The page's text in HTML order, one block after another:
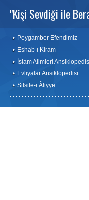
"Kişi Sevdiği ile
Peygamber Efendimiz
Eshab-ı Kiram
İslam Alimleri
Evliyalar Ansiklopedisi
Silsile-i Âliyye